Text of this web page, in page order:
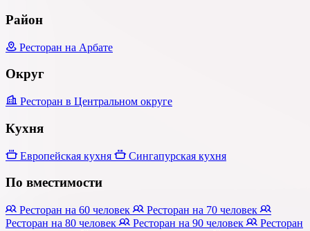
Район
Ресторан на Арбате
Округ
Ресторан в Центральном округе
Кухня
Европейская кухня Сингапурская кухня
По вместимости
Ресторан на 60 человек
Ресторан на 70 человек
Ресторан на 80 человек
Ресторан на 90 человек
Ресторан